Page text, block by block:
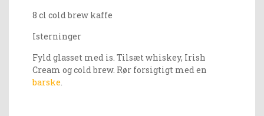
8 cl cold brew kaffe
Isterninger
Fyld glasset med is. Tilsæt whiskey, Irish
Cream og cold brew. Rør forsigtigt med en
barske.